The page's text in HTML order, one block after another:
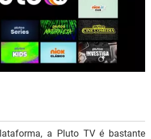
a Pluto TV é bastante